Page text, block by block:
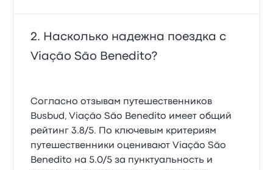
Насколько надежна поездка с
Viação São Benedito?
Согласно отзывам путешественников
Busbud, Viação São Benedito имеет общий
рейтинг 3.8/5. По ключевым критериям
путешественники оценивают Viação São
Benedito на 5.0/5 за пунктуальность и